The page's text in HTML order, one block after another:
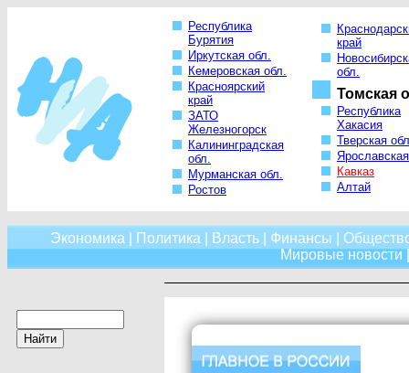
Республика
Бурятия
Иркутская обл.
Кемеровская обл.
Красноярский
край
ЗАТО
Железногорск
Калининградская
обл.
Мурманская обл.
Ростов
край
обл.
Томская
Республика
Хакасия
Тверская
Кавказ
Алтай
Экономика Политика Власть Финансы
Мировые новости